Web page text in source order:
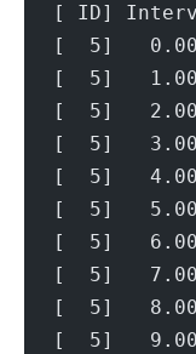
[ ID]
[  5]
[  5]
[  5]
[  5]
[  5]
[  5]
[  5]
[  5]
[  5]
[  5]